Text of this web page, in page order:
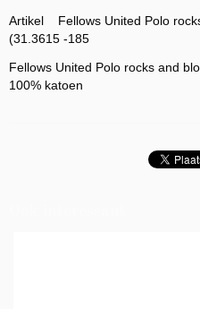
Artikel Fellows United Polo
(31.3615 -185
Fellows United Polo rocks and
100% katoen